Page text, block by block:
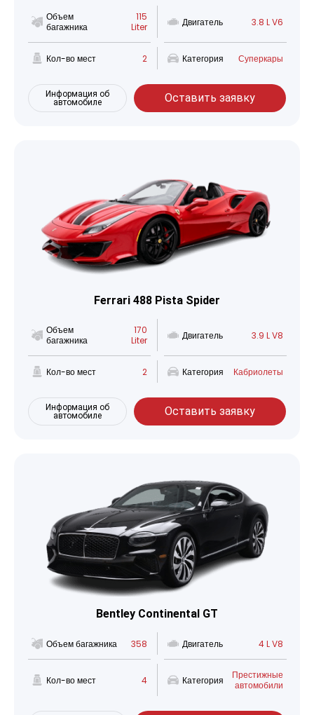
Объем
багажника
115
Liter
Двигатель 3.8 L V6
Кол-во мест 2 Категория Суперкары
Информация об
автомобиле
Оставить заявку
Ferrari 488 Pista Spider
Объем
багажника
170
Liter
Двигатель 3.9 L V8
Кол-во мест 2 Категория Кабриолеты
Информация об
автомобиле
Оставить заявку
Bentley Continental GT
Объем багажника 358 Двигатель 4 L V8
Кол-во мест 4 Категория
Престижные
автомобили